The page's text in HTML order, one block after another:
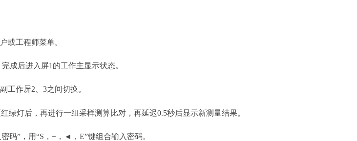
或工程师菜单。
成后进入屏1 的工作主显示状态。
工作屏2、3之间切换。
绿灯后，再进行一组采样测算比对，再延迟0.5秒后显示新测量结果。
码”，用“S，+， ◄ ，E”键组合输入密码。